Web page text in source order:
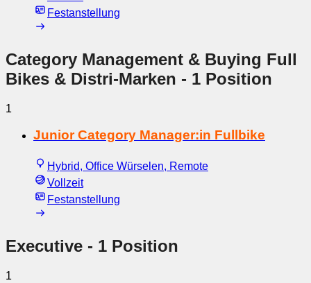
Festanstellung
Category Management & Buying Full
Bikes & Distri-Marken - 1 Position
1
Junior Category Manager:in Fullbike
Hybrid, Office Würselen, Remote
Vollzeit
Festanstellung
Executive - 1 Position
1